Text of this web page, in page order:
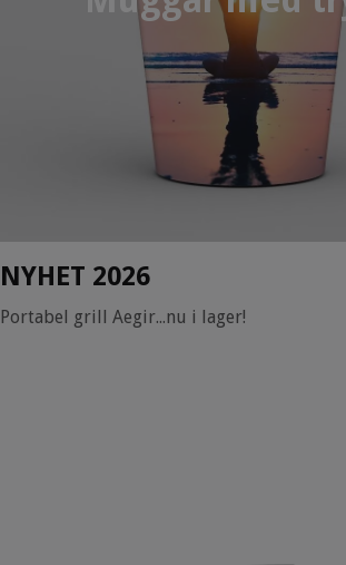
NYHET 2026
Portabel grill Aegir...nu i lager!